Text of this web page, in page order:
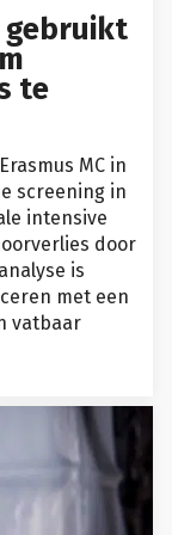
gebruikt
te
MC in
screening in
intensive
door
is
met een
vatbaar